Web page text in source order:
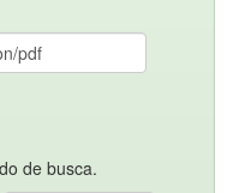
de busca.